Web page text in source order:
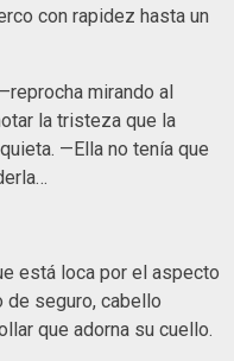
con rapidez hasta un
mirando al
la tristeza que la
—Ella no tenía que
está loca por el aspecto
de seguro, cabello
que adorna su cuello.